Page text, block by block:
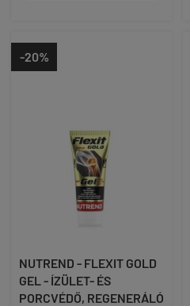
-20%
NUTREND - FLEXIT GOLD
GEL - ÍZÜLET- ÉS
PORCVÉDŐ, REGENERÁLÓ